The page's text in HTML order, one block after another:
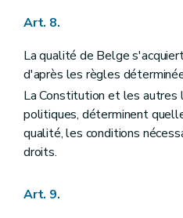
Art. 112
Art. 113
Art. 114
Chapitre IV DES
Section première
Sous-section
Art. 115
Art. 8.
La qualité de Belge
d'après les règles
La Constitution et les autres
politiques, déterminent
qualité, les conditions
droits.
Art. 9.